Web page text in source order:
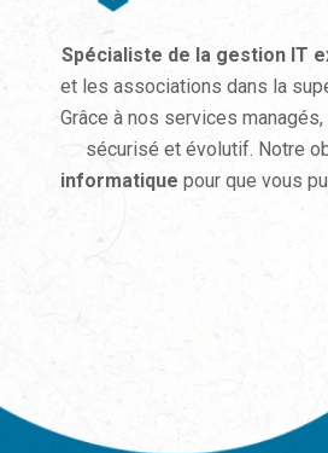
Spécialiste de la gestion IT
et les associations dans la
Grâce à nos services
sécurisé et évolutif. Notre
informatique pour que vous